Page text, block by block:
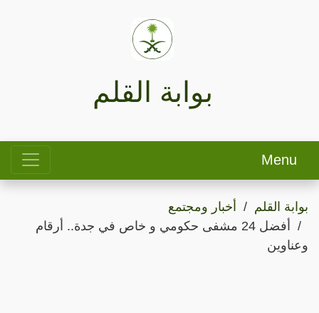
بوابة القلم
Menu
بوابة القلم
أخبار ومجتمع
أفضل 24 مشفى حكومي و خاص في جدة.. أرقام
وعناوين